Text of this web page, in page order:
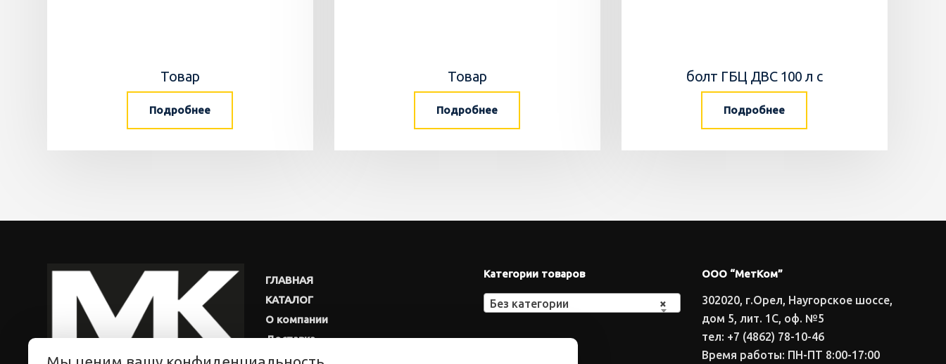
Товар
Подробнее
Товар
Подробнее
болт ГБЦ ДВС 100 л с
Подробнее
ГЛАВНАЯ
КАТАЛОГ
О компании
Доставка
Новости
Категории товаров
×
Без категории
ООО “МетКом”
302020, г.Орел, Наугорское шоссе,
дом 5, лит. 1С, оф. №5
тел: +7 (4862) 78-10-46
Время работы: ПН-ПТ 8:00-17:00